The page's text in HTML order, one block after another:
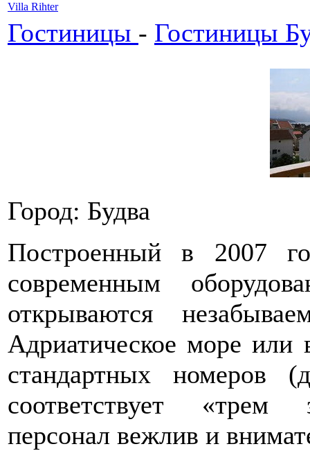
Villa Rihter
Гостиницы - Гостиницы
Город: Будва
Построенный в 2007
современным
открываются
Адриатическое море
стандартных номеров
соответствует «трем
персонал вежлив и